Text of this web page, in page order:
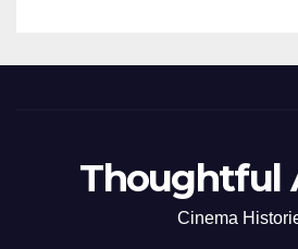
Thoughtful
Cinema